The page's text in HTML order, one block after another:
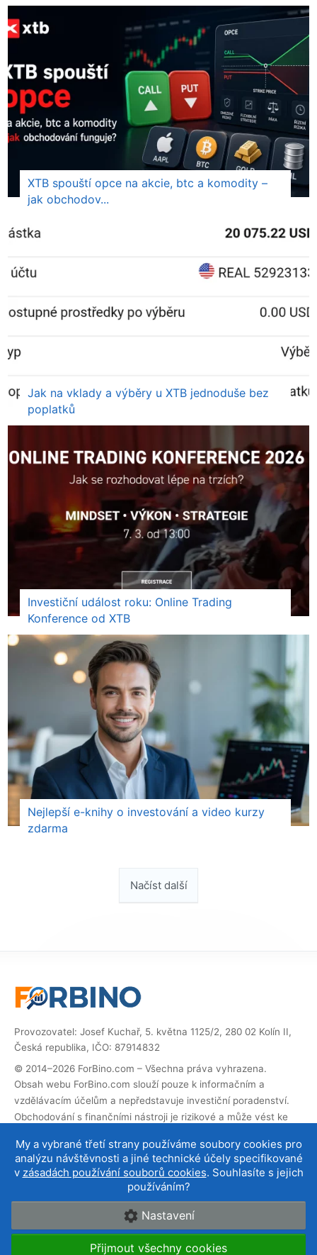
XTB spouští opce na akcie, btc a komodity –
jak obchodov...
Jak na vklady a výběry u XTB jednoduše bez
poplatků
Investiční událost roku: Online Trading
Konference od XTB
Nejlepší e-knihy o investování a video kurzy
zdarma
Načíst další
My a vybrané třetí strany používáme soubory cookies pro
analýzu návštěvnosti a jiné technické účely specifikované
v zásadách používání souborů cookies. Souhlasíte s jejich
používáním?
Nastavení
Přijmout všechny cookies
Provozovatel: Josef Kuchař, 5. května 1125/2, 280 02 Kolín II,
Česká republika, IČO: 87914832
© 2014–2026 ForBino.com – Všechna práva vyhrazena.
Obsah webu ForBino.com slouží pouze k informačním a
vzdělávacím účelům a nepředstavuje investiční poradenství.
Obchodování s finančními nástroji je rizikové a může vést ke
Web obsahuje partnerské (affiliate) odkazy. Pokud přes ně
provedete registraci, obdržíme provizi, díky které můžeme web
provozovat a dále rozvíjet. Na cenu služby pro vás to nemá
O nás | Kontakt | Podmínky používání |
Cookies a